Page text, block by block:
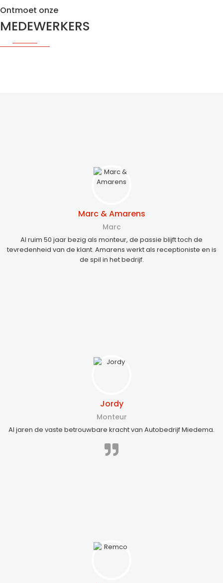
Ontmoet onze
MEDEWERKERS
Marc & Amarens
Marc
Al ruim 50 jaar bezig als monteur, de passie blijft toch de
tevredenheid van de klant. Amarens werkt als receptioniste en is
de spil in het bedrijf.
Jordy
Monteur
Al jaren de vaste betrouwbare kracht van Autobedrijf Miedema.